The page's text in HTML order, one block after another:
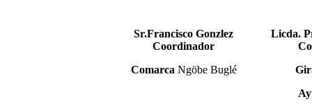
Sr.Francisco Gonzlez
Coordinador
Comarca Ngöbe Buglé
Licda.